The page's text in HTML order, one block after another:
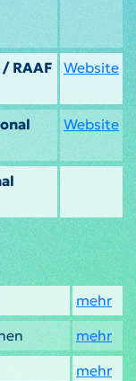
RAAF
Website
Website
mehr
mehr
mehr